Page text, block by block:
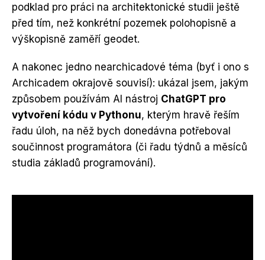
podklad pro práci na architektonické studii ještě
před tím, než konkrétní pozemek polohopisně a
výškopisně zaměří geodet.
A nakonec jedno nearchicadové téma (byť i ono s
Archicadem okrajově souvisí): ukázal jsem, jakým
způsobem používám AI nástroj ChatGPT pro
vytvoření kódu v Pythonu, kterým hravě řeším
řadu úloh, na něž bych donedávna potřeboval
součinnost programátora (či řadu týdnů a měsíců
studia základů programování).